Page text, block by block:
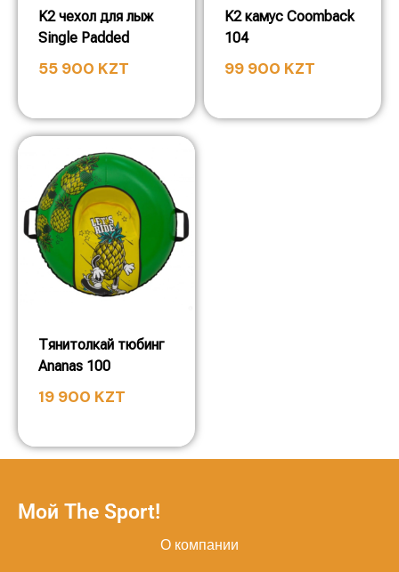
K2 чехол для лыж
Single Padded
55 900 KZT
K2 камус Coomback
104
99 900 KZT
Тянитолкай тюбинг
Ananas 100
19 900 KZT
Мой The Sport!
О компании